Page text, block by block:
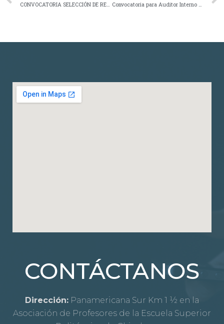
CONTÁCTANOS
Dirección: Panamericana Sur Km 1 ½ en la
Asociación de Profesores de la Escuela Superior